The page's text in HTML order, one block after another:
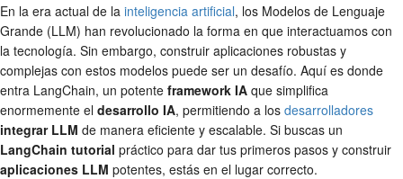
En la era actual de la inteligencia artificial, los Modelos de Lenguaje
Grande (LLM) han revolucionado la forma en que interactuamos con
la tecnología. Sin embargo, construir aplicaciones robustas y
complejas con estos modelos puede ser un desafío. Aquí es donde
entra LangChain, un potente framework IA que simplifica
enormemente el desarrollo IA, permitiendo a los desarrolladores
integrar LLM de manera eficiente y escalable. Si buscas un
LangChain tutorial práctico para dar tus primeros pasos y construir
aplicaciones LLM potentes, estás en el lugar correcto.